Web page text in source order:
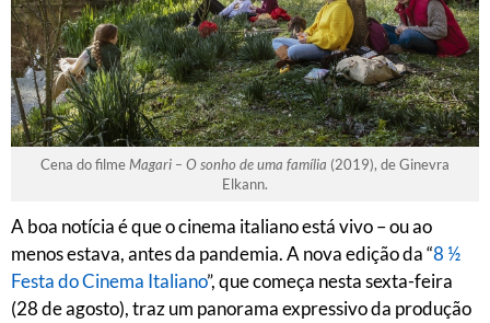
Cena do filmeMagari – O sonho de uma família (2019), de Ginevra
Elkann.
A boa notícia é que o cinema italiano está vivo – ou ao
menos estava, antes da pandemia. A nova edição da “8 ½
Festa do Cinema Italiano”, que começa nesta sexta-feira
(28 de agosto), traz um panorama expressivo da produção